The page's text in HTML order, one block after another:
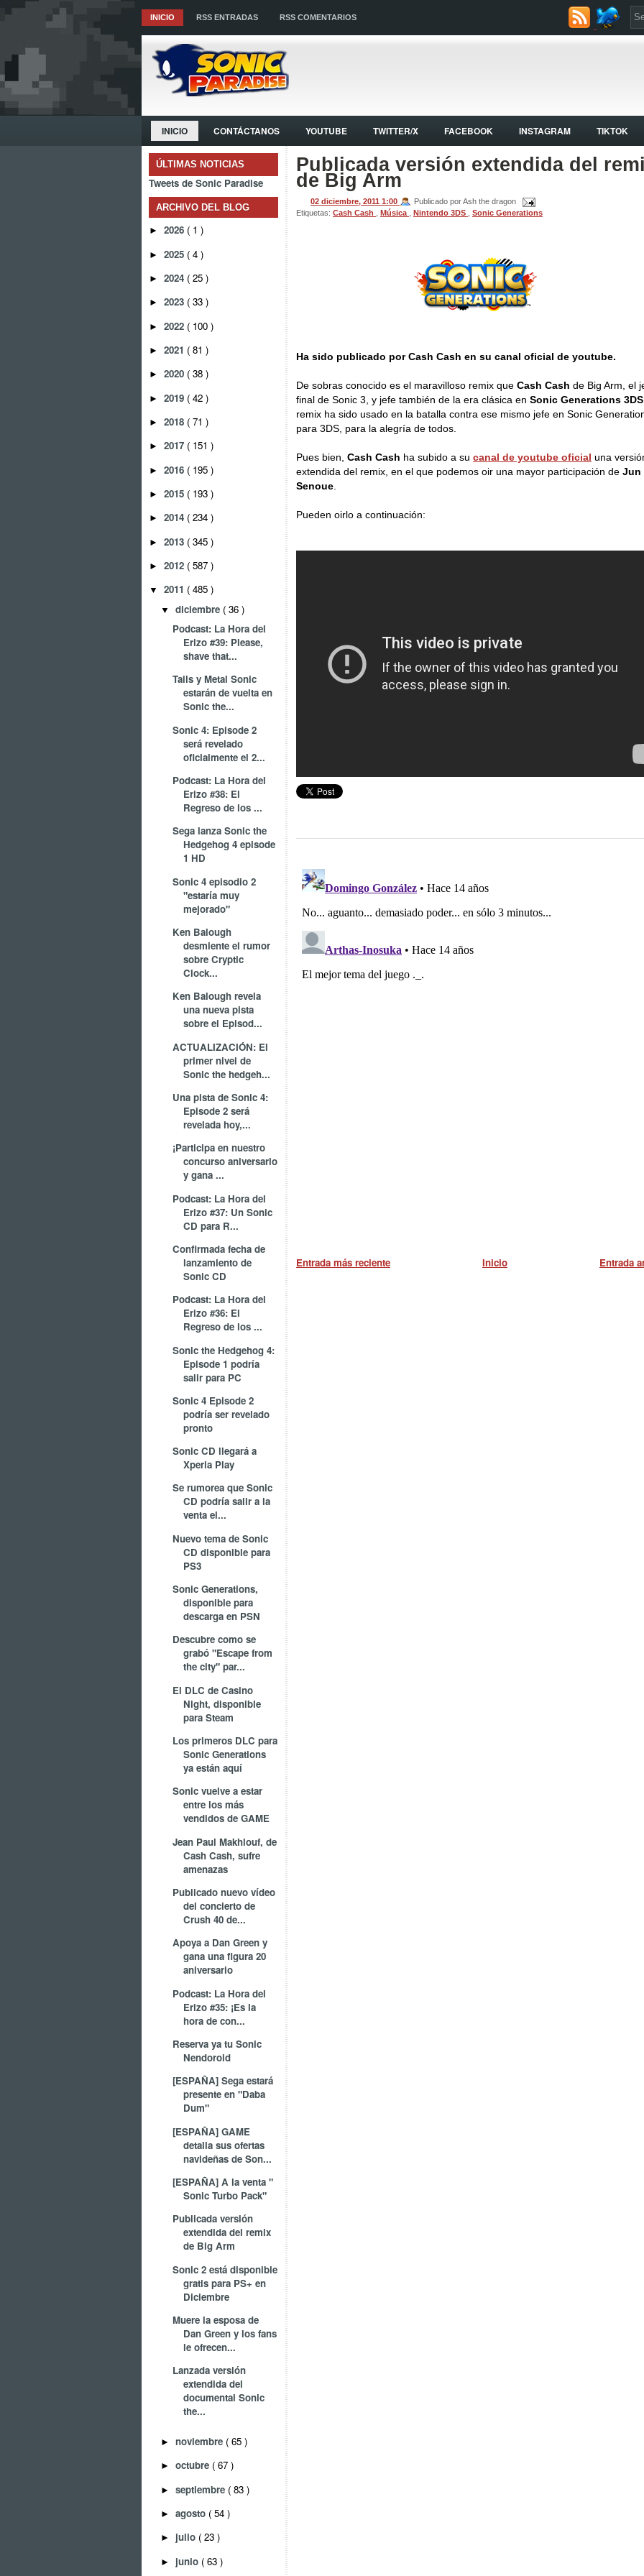
INICIO RSS ENTRADAS RSS COMENTARIOS
INICIO CONTÁCTANOS YOUTUBE TWITTER/X FACEBOOK INSTAGRAM TIKTOK
ÚLTIMAS NOTICIAS
Tweets de Sonic Paradise
ARCHIVO DEL BLOG
► 2026 ( 1 )
► 2025 ( 4 )
► 2024 ( 25 )
► 2023 ( 33 )
► 2022 ( 100 )
► 2021 ( 81 )
► 2020 ( 38 )
► 2019 ( 42 )
► 2018 ( 71 )
► 2017 ( 151 )
► 2016 ( 195 )
► 2015 ( 193 )
► 2014 ( 234 )
► 2013 ( 345 )
► 2012 ( 587 )
▼ 2011 ( 485 )
▼ diciembre ( 36 )
Podcast: La Hora del
Erizo #39: Please,
shave that...
Tails y Metal Sonic
estarán de vuelta en
Sonic the...
Sonic 4: Episode 2
será revelado
oficialmente el 2...
Podcast: La Hora del
Erizo #38: El
Regreso de los ...
Sega lanza Sonic the
Hedgehog 4 episode
1 HD
Sonic 4 episodio 2
"estaría muy
mejorado"
Ken Balough
desmiente el rumor
sobre Cryptic
Clock...
Ken Balough revela
una nueva pista
sobre el Episod...
ACTUALIZACIÓN: El
primer nivel de
Sonic the hedgeh...
Una pista de Sonic 4:
Episode 2 será
revelada hoy,...
¡Participa en nuestro
concurso aniversario
y gana ...
Podcast: La Hora del
Erizo #37: Un Sonic
CD para R...
Confirmada fecha de
lanzamiento de
Sonic CD
Podcast: La Hora del
Erizo #36: El
Regreso de los ...
Sonic the Hedgehog 4:
Episode 1 podría
salir para PC
Sonic 4 Episode 2
podría ser revelado
pronto
Sonic CD llegará a
Xperia Play
Se rumorea que Sonic
CD podría salir a la
venta el...
Nuevo tema de Sonic
CD disponible para
PS3
Sonic Generations,
disponible para
descarga en PSN
Descubre como se
grabó "Escape from
the city" par...
El DLC de Casino
Night, disponible
para Steam
Los primeros DLC para
Sonic Generations
ya están aquí
Sonic vuelve a estar
entre los más
vendidos de GAME
Jean Paul Makhlouf, de
Cash Cash, sufre
amenazas
Publicado nuevo vídeo
del concierto de
Crush 40 de...
Apoya a Dan Green y
gana una figura 20
aniversario
Podcast: La Hora del
Erizo #35: ¡Es la
hora de con...
Reserva ya tu Sonic
Nendoroid
[ESPAÑA] Sega estará
presente en "Daba
Dum"
[ESPAÑA] GAME
detalla sus ofertas
navideñas de Son...
[ESPAÑA] A la venta "
Sonic Turbo Pack"
Publicada versión
extendida del remix
de Big Arm
Sonic 2 está disponible
gratis para PS+ en
Diciembre
Muere la esposa de
Dan Green y los fans
le ofrecen...
Lanzada versión
extendida del
documental Sonic
the...
► noviembre ( 65 )
► octubre ( 67 )
► septiembre ( 83 )
► agosto ( 54 )
► julio ( 23 )
► junio ( 63 )
Publicada versión extendida del
de Big Arm
02 diciembre, 2011 1:00
Publicado por Ash the dragon
Etiquetas: Cash Cash Música Nintendo 3DS Sonic Generations
Ha sido publicado por Cash Cash en su canal oficial de youtube.
De sobras conocido es el maravilloso remix que Cash Cash de Big Arm, el
final de Sonic 3, y jefe también de la era clásica en Sonic Generations 3DS
remix ha sido usado en la batalla contra ese mismo jefe en Sonic
para 3DS, para la alegría de todos.
Pues bien, Cash Cash ha subido a su canal de youtube oficial una
extendida del remix, en el que podemos oir una mayor participación de Jun
Senoue
Pueden oirlo a continuación:
Entrada más reciente Entrada
Inicio